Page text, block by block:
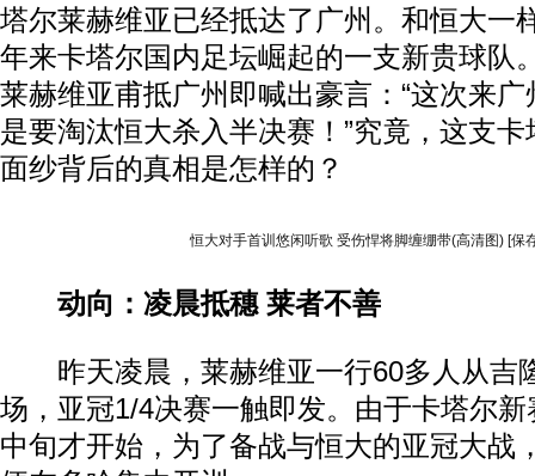
塔尔莱赫维亚已经抵达了广州。和恒大一
年来卡塔尔国内足坛崛起的一支新贵球队
莱赫维亚甫抵广州即喊出豪言：“这次来
是要淘汰恒大杀入半决赛！”究竟，这支
面纱背后的真相是怎样的？
恒大对手首训悠闲听歌 受伤悍将脚缠绷带(高清图) [保
动向：凌晨抵穗 莱者不善
昨天凌晨，莱赫维亚一行60多人从吉
场，亚冠1/4决赛一触即发。由于卡塔尔
中旬才开始，为了备战与恒大的亚冠大战